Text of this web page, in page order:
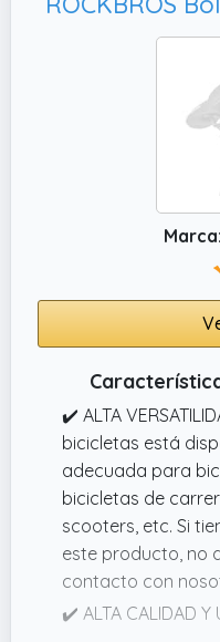
✔️ ALTA
bicicletas está
adecuada para
bicicletas de
scooters, etc. Si
este producto, no
contacto con
✔️ ALTA CALIDAD